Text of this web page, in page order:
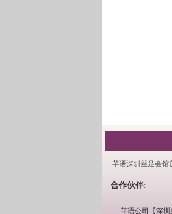
芊语深圳丝足会馆
合作伙伴:
芊语公司【深圳